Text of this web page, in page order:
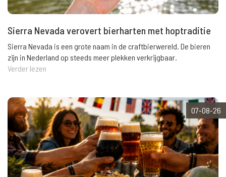
Sierra Nevada verovert bierharten met hoptraditie
Sierra Nevada is een grote naam in de craftbierwereld. De bieren
zijn in Nederland op steeds meer plekken verkrijgbaar.
Verder lezen
07-08-26